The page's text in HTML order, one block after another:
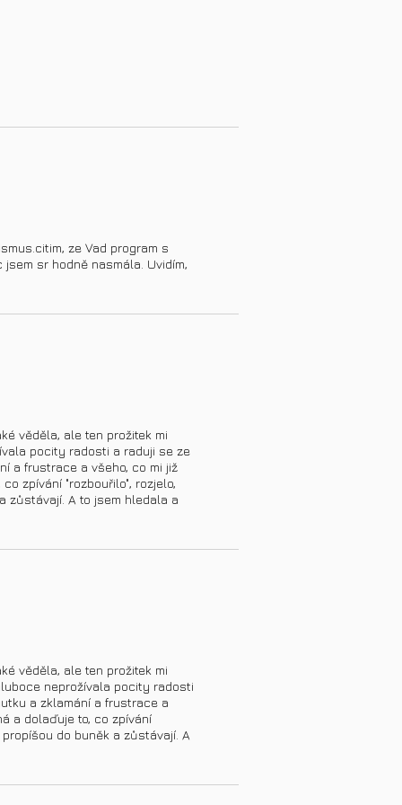
ze Vad program s
sr hodně nasmála. Uvidím,
věděla, ale ten prožitek mi
pocity radosti a raduji se ze
a frustrace a všeho, co mi již
zpívání "rozbouřilo", rozjelo,
zůstávají. A to jsem hledala a
věděla, ale ten prožitek mi
neprožívala pocity radosti
a zklamání a frustrace a
a dolaďuje to, co zpívání
do buněk a zůstávají. A